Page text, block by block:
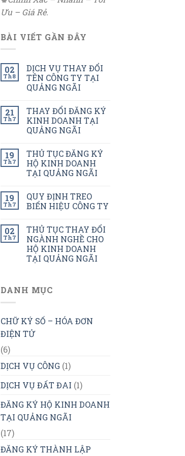
Ưu – Giá Rẻ.
BÀI VIẾT GẦN ĐÂY
02
Th8
DỊCH VỤ THAY ĐỔI
TÊN CÔNG TY TẠI
QUẢNG NGÃI
21
Th7
THAY ĐỔI ĐĂNG KÝ
KINH DOANH TẠI
QUẢNG NGÃI
19
Th7
THỦ TỤC ĐĂNG KÝ
HỘ KINH DOANH
TẠI QUẢNG NGÃI
19
Th7
QUY ĐỊNH TREO
BIỂN HIỆU CÔNG TY
02
Th7
THỦ TỤC THAY ĐỔI
NGÀNH NGHỀ CHO
HỘ KINH DOANH
TẠI QUẢNG NGÃI
DANH MỤC
CHỮ KÝ SỐ – HÓA ĐƠN
ĐIỆN TỬ
(6)
DỊCH VỤ CÔNG (1)
DỊCH VỤ ĐẤT ĐAI (1)
ĐĂNG KÝ HỘ KINH DOANH
TẠI QUẢNG NGÃI
(17)
ĐĂNG KÝ THÀNH LẬP